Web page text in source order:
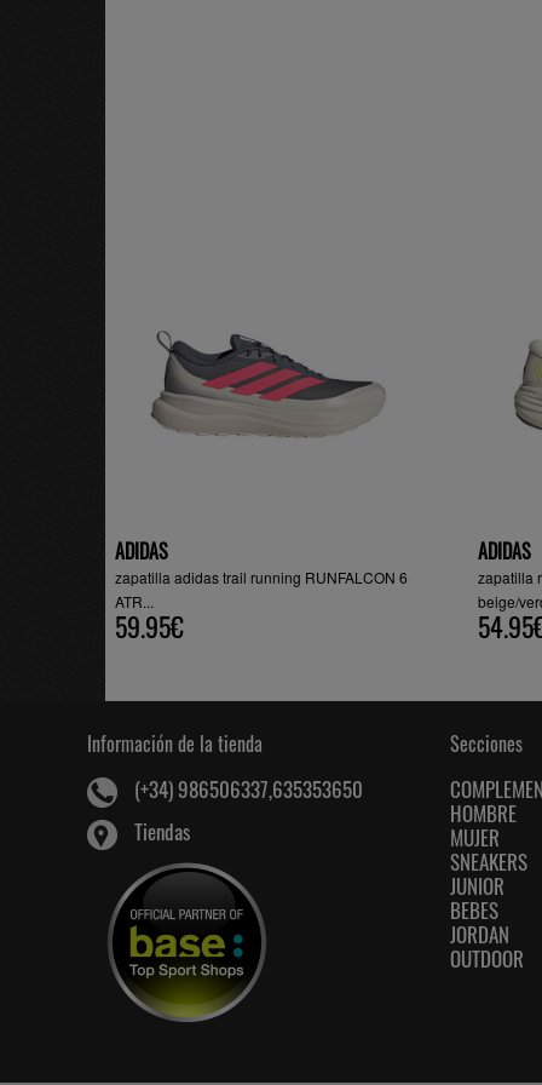
ADIDAS
zapatilla adidas trail running RUNFALCON 6
ATR...
59.95€
ADIDAS
zapatilla
beige/
Información de la tienda
(+34) 986506337,635353650
Tiendas
Secciones
HOMBRE
MUJER
SNEAKERS
JUNIOR
BEBES
JORDAN
OUTDOOR